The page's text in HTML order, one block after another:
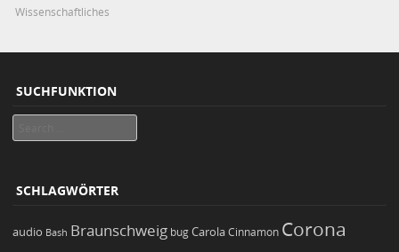
Wissenschaftliches
SUCHFUNKTION
SCHLAGWÖRTER
audio Bash Braunschweig bugCarola Cinnamon Corona